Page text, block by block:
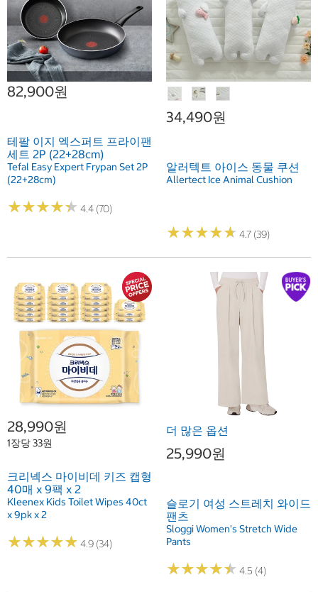
82,900원
테팔 이지 엑스퍼트 프라이팬
세트 2P (22+28cm)
Tefal Easy Expert Frypan Set 2P
(22+28cm)
★★★★★
★★★★★ 4.4 (70)
34,490원
알러텍트 아이스 동물 쿠션
Allertect Ice Animal Cushion
★★★★★
★★★★★ 4.7 (39)
28,990원
1장당 33원
크리넥스 마이비데 키즈 캡형
40매 x 9팩 x 2
Kleenex Kids Toilet Wipes 40ct
x 9pk x 2
★★★★★
★★★★★ 4.9 (34)
더 많은 옵션
25,990원
슬로기 여성 스트레치 와이드
팬츠
Sloggi Women's Stretch Wide
Pants
★★★★★
★★★★★ 4.5 (4)